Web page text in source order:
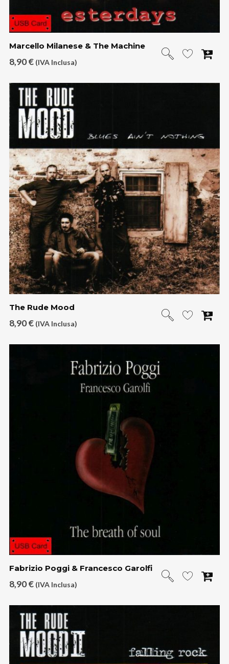
Marcello Milanese & The Machine
8,90€ (IVA Inclusa)
The Rude Mood
8,90€ (IVA Inclusa)
Fabrizio Poggi & Francesco Garolfi
8,90€ (IVA Inclusa)